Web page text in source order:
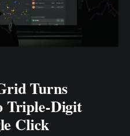
Turns
Triple-Digit
Click